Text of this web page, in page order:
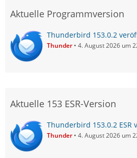
Aktuelle Programmversion
Thunderbird 153.0.2
Thunder 4. August 2026 um
Aktuelle 153 ESR-Version
Thunderbird 153.0.2 ESR
Thunder 4. August 2026 um